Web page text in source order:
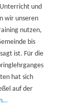
und
wir unseren
nutzen,
bis
ist. Für die
hat sich
auf der